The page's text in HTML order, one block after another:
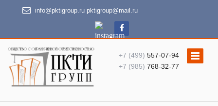
info@pktigroup.ru pktigroup@mail.ru
+7 (499) 557-07-94
+7 (985) 768-32-77